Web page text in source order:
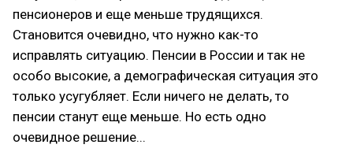
пенсионеров и еще меньше трудящихся.
Становится очевидно, что нужно как-то
исправлять ситуацию. Пенсии в России и так не
особо высокие, а демографическая ситуация это
только усугубляет. Если ничего не делать, то
пенсии станут еще меньше. Но есть одно
очевидное решение...